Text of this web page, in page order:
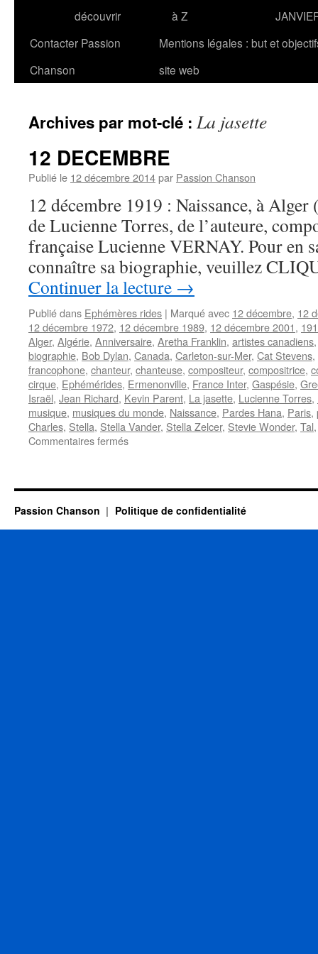
découvrir
à Z
Contacter Passion
Chanson
Mentions légales : but et
site web
Archives par mot-clé : La jasette
12 DECEMBRE
Publié le 12 décembre 2014par Passion Chanson
12 décembre 1919 : Naissance, à
de Lucienne Torres, de l’auteure,
française Lucienne VERNAY. Pour en
connaître sa biographie, veuillez
Continuer la lecture →
Publié dans Ephémères rides | Marqué avec 12 décembre, 12
12 décembre 1972, 12 décembre 1989, 12 décembre 2001,
Alger, Algérie, Anniversaire, Aretha Franklin, artistes canadiens
biographie, Bob Dylan, Canada, Carleton-sur-Mer, Cat Stevens,
francophone, chanteur, chanteuse, compositeur, compositrice,
cirque, Ephémérides, Ermenonville, France Inter, Gaspésie,
Israël, Jean Richard, Kevin Parent, La jasette, Lucienne Torres,
musique, musiques du monde, Naissance, Pardes Hana, Paris,
Charles, Stella, Stella Vander, Stella Zelcer, Stevie Wonder, Tal
Commentaires ferméssur
Passion Chanson Politique de confidentialité